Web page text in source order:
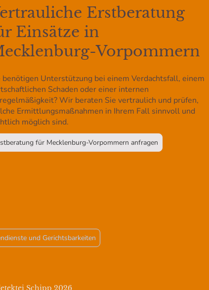
Erstberatung
Einsätze in
Vorpommern
benötigen Unterstützung bei einem Verdachtsfall, einem
Schaden oder einer internen
Wir beraten Sie vertraulich und prüfen,
Ermittlungsmaßnahmen in Ihrem Fall sinnvoll und
möglich sind.
für Mecklenburg-Vorpommern anfragen
und Gerichtsbarkeiten
Schipp 2026